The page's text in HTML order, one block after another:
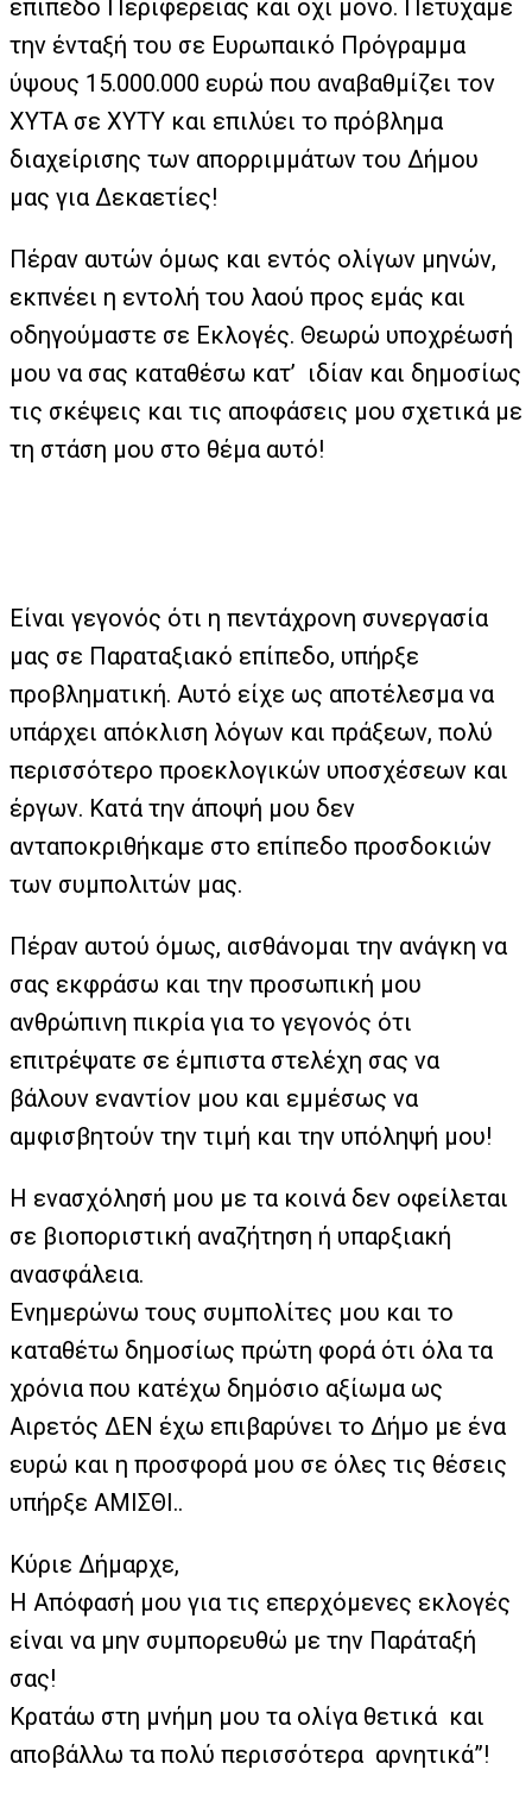
επίπεδο Περιφέρειας και όχι μόνο. Πετύχαμε
την ένταξή του σε Ευρωπαικό Πρόγραμμα
ύψους 15.000.000 ευρώ που αναβαθμίζει τον
ΧΥΤΑ σε ΧΥΤΥ και επιλύει το πρόβλημα
διαχείρισης των απορριμμάτων του Δήμου
μας για Δεκαετίες!
Πέραν αυτών όμως και εντός ολίγων μηνών,
εκπνέει η εντολή του λαού προς εμάς και
οδηγούμαστε σε Εκλογές. Θεωρώ υποχρέωσή
μου να σας καταθέσω κατ’ ιδίαν και δημοσίως
τις σκέψεις και τις αποφάσεις μου σχετικά με
τη στάση μου στο θέμα αυτό!
Είναι γεγονός ότι η πεντάχρονη συνεργασία
μας σε Παραταξιακό επίπεδο, υπήρξε
προβληματική. Αυτό είχε ως αποτέλεσμα να
υπάρχει απόκλιση λόγων και πράξεων, πολύ
περισσότερο προεκλογικών υποσχέσεων και
έργων. Κατά την άποψή μου δεν
ανταποκριθήκαμε στο επίπεδο προσδοκιών
των συμπολιτών μας.
Πέραν αυτού όμως, αισθάνομαι την ανάγκη να
σας εκφράσω και την προσωπική μου
ανθρώπινη πικρία για το γεγονός ότι
επιτρέψατε σε έμπιστα στελέχη σας να
βάλουν εναντίον μου και εμμέσως να
αμφισβητούν την τιμή και την υπόληψή μου!
Η ενασχόλησή μου με τα κοινά δεν οφείλεται
σε βιοποριστική αναζήτηση ή υπαρξιακή
ανασφάλεια.
Ενημερώνω τους συμπολίτες μου και το
καταθέτω δημοσίως πρώτη φορά ότι όλα τα
χρόνια που κατέχω δημόσιο αξίωμα ως
Αιρετός ΔΕΝ έχω επιβαρύνει το Δήμο με ένα
ευρώ και η προσφορά μου σε όλες τις θέσεις
υπήρξε ΑΜΙΣΘΙ..
Κύριε Δήμαρχε,
Η Απόφασή μου για τις επερχόμενες εκλογές
είναι να μην συμπορευθώ με την Παράταξή
σας!
Κρατάω στη μνήμη μου τα ολίγα θετικά και
αποβάλλω τα πολύ περισσότερα αρνητικά”!